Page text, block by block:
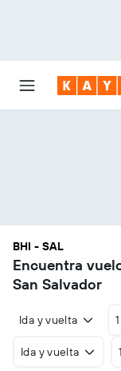
BHI - SAL
Encuentra
San Salvador
Ida y vuelta
Ida y vuelta